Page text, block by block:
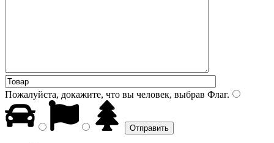
Пожалуйста, докажите, что вы человек, выбрав Флаг.